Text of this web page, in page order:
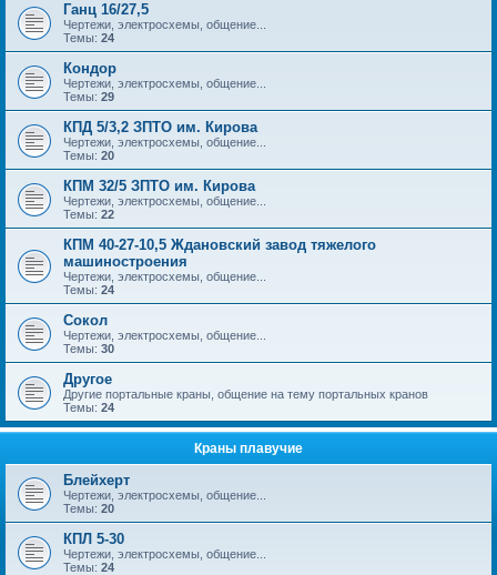
Ганц 16/27,5
Чертежи, электросхемы, общение...
Темы: 24
Кондор
Чертежи, электросхемы, общение...
Темы: 29
КПД 5/3,2 ЗПТО им. Кирова
Чертежи, электросхемы, общение...
Темы: 20
КПМ 32/5 ЗПТО им. Кирова
Чертежи, электросхемы, общение...
Темы: 22
КПМ 40-27-10,5 Ждановский завод тяжелого
машиностроения
Чертежи, электросхемы, общение...
Темы: 24
Сокол
Чертежи, электросхемы, общение...
Темы: 30
Другое
Другие портальные краны, общение на тему портальных кранов
Темы: 24
Краны плавучие
Блейхерт
Чертежи, электросхемы, общение...
Темы: 20
КПЛ 5-30
Чертежи, электросхемы, общение...
Темы: 24